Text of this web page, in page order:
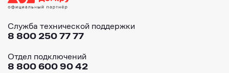
Служба технической поддержки
8 800 250 77 77
Отдел подключений
8 800 600 90 42